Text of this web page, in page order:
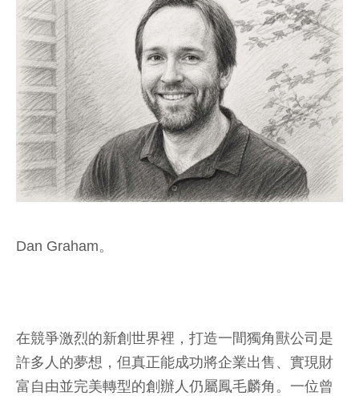
Dan Graham。
在競爭激烈的新創世界裡，打造一間獨角獸公司是
許多人的夢想，但真正能成功將企業出售、實現財
富自由並完美轉型的創辦人仍屬鳳毛麟角。一位曾